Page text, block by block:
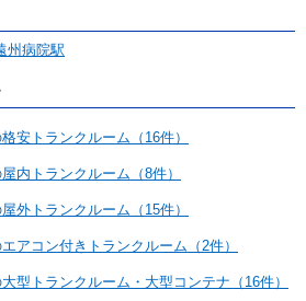
州病院駅
安トランクルーム（16件）
内トランクルーム（8件）
外トランクルーム（15件）
アコン付きトランクルーム（2件）
型トランクルーム・大型コンテナ（16件）